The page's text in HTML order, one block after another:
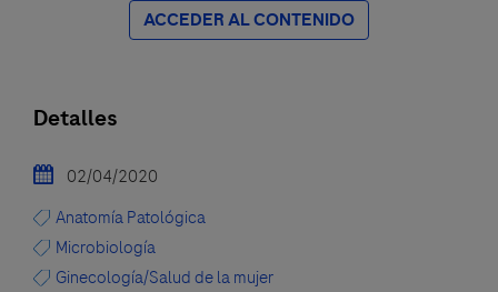
ACCEDER AL CONTENIDO
Detalles
02/04/2020
Anatomía Patológica
Microbiología
Ginecología/Salud de la mujer